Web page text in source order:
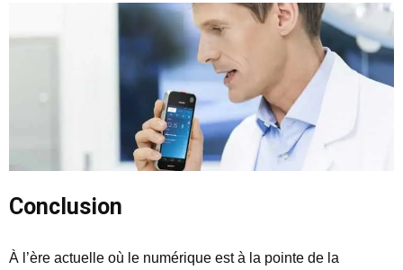
Conclusion
À l’ère actuelle où le numérique est à la pointe de la